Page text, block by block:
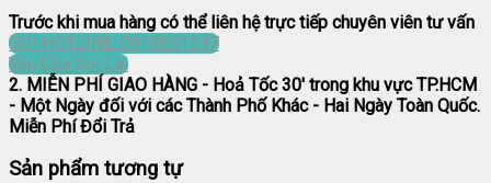
Trước khi mua hàng có thể liên hệ trực tiếp chuyên viên tư vấn
GỌI HOTLINE: 0918551247
Yêu Cầu Gọi Lại
2. MIỄN PHÍ GIAO HÀNG - Hoả Tốc 30' trong khu vực TP.HCM
- Một Ngày đối với các Thành Phố Khác - Hai Ngày Toàn Quốc.
Miễn Phí Đổi Trả
Sản phẩm tương tự